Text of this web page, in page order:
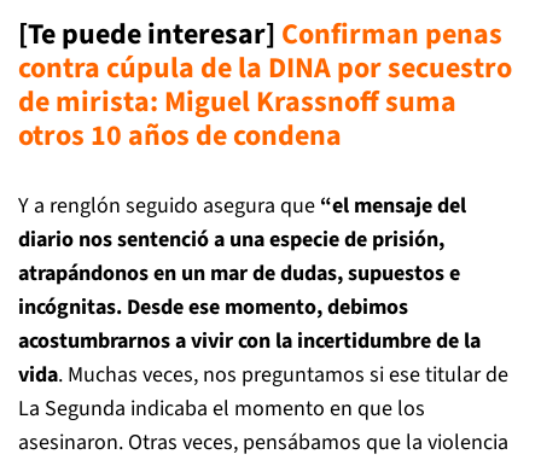
[Te puede interesar] Confirman penas
contra cúpula de la DINA por secuestro
de mirista: Miguel Krassnoff suma
otros 10 años de condena
Y a renglón seguido asegura que “el mensaje del
diario nos sentenció a una especie de prisión,
atrapándonos en un mar de dudas, supuestos e
incógnitas. Desde ese momento, debimos
acostumbrarnos a vivir con la incertidumbre de la
vida. Muchas veces, nos preguntamos si ese titular de
La Segunda indicaba el momento en que los
asesinaron. Otras veces, pensábamos que la violencia